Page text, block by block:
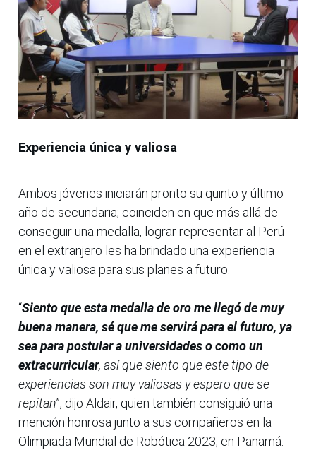
Experiencia única y valiosa
Ambos jóvenes iniciarán pronto su quinto y último
año de secundaria; coinciden en que más allá de
conseguir una medalla, lograr representar al Perú
en el extranjero les ha brindado una experiencia
única y valiosa para sus planes a futuro.
“Siento que esta medalla de oro me llegó de muy
buena manera, sé que me servirá para el futuro, ya
sea para postular a universidades o como un
extracurricular, así que siento que este tipo de
experiencias son muy valiosas y espero que se
repitan”, dijo Aldair, quien también consiguió una
mención honrosa junto a sus compañeros en la
Olimpiada Mundial de Robótica 2023, en Panamá.